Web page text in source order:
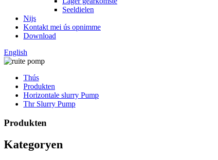
Seeldielen
Nijs
Kontakt mei ús opnimme
Download
English
Thús
Produkten
Horizontale slurry Pump
Thr Slurry Pump
Produkten
Kategoryen